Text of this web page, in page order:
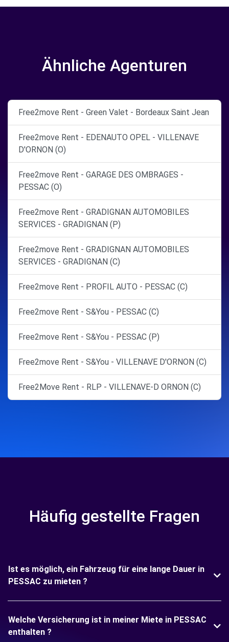
Ähnliche Agenturen
Free2move Rent - Green Valet - Bordeaux Saint Jean
Free2move Rent - EDENAUTO OPEL - VILLENAVE
D'ORNON (O)
Free2move Rent - GARAGE DES OMBRAGES -
PESSAC (O)
Free2move Rent - GRADIGNAN AUTOMOBILES
SERVICES - GRADIGNAN (P)
Free2move Rent - GRADIGNAN AUTOMOBILES
SERVICES - GRADIGNAN (C)
Free2move Rent - PROFIL AUTO - PESSAC (C)
Free2move Rent - S&You - PESSAC (C)
Free2move Rent - S&You - PESSAC (P)
Free2move Rent - S&You - VILLENAVE D'ORNON (C)
Free2Move Rent - RLP - VILLENAVE-D ORNON (C)
Häufig gestellte Fragen
Ist es möglich, ein Fahrzeug für eine lange Dauer in
PESSAC zu mieten ?
Welche Versicherung ist in meiner Miete in PESSAC
enthalten ?